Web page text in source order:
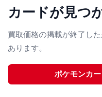
カードが見つ
買取価格の掲載が終了し
あります。
ポケモンカ